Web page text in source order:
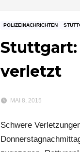
POLIZEINACHRICHTEN
verletzt
MAI 8, 2015
Schwere